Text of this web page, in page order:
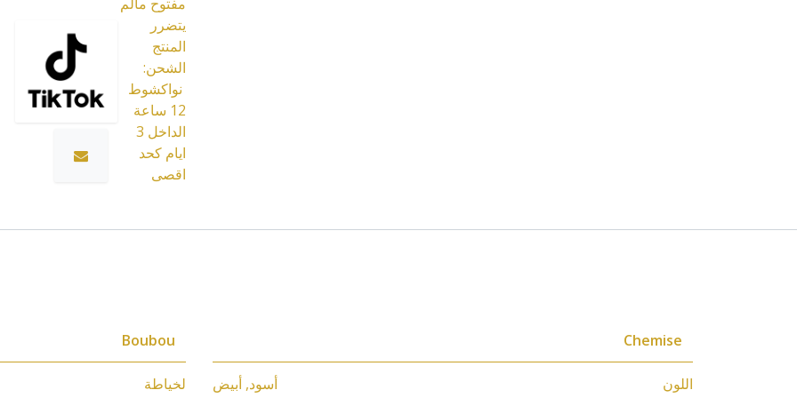
يتضرر
المنتج
الشحن:
نواكشوط
12 ساعة
الداخل 3
ايام كحد
اقصى
Chemise
اللون أسود, أبيض
Boubou
لخياطة